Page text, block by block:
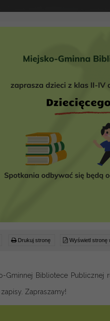
Drukuj stronę Wyświetl stronę
Gminnej Bibliotece Publicznej
Zapraszamy!